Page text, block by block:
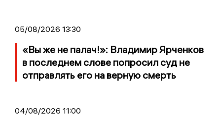
05/08/2026 13:30
«Вы же не палач!»: Владимир Ярченков
в последнем слове попросил суд не
отправлять его на верную смерть
04/08/2026 11:00